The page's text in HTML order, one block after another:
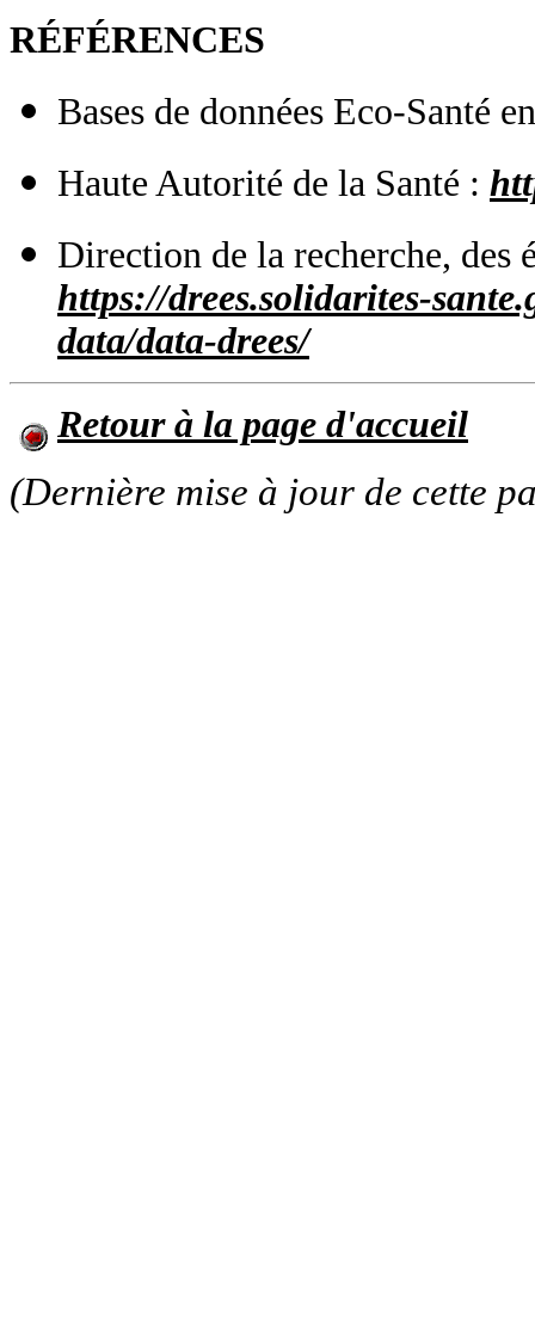
RÉFÉRENCES
Bases de données Eco-Santé
Haute Autorité de la Santé :
Direction de la recherche, des
https://drees.solidarites-
data/data-drees/
Retour à la page d'accueil
(Dernière mise à jour de cette